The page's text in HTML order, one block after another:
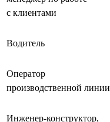
с клиентами
Водитель
Оператор
производственной линии
Инженер-конструктор,